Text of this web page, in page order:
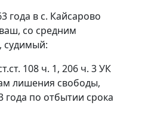
года в с. Кайсарово
со средним
судимый:
108 ч. 1, 206 ч. 3УК
лишения свободы,
по отбытии срока